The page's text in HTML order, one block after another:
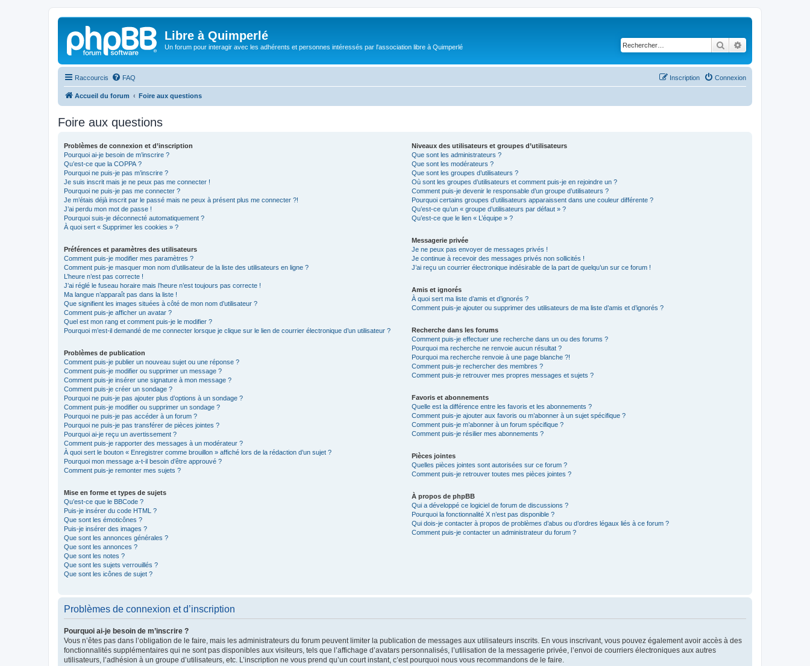
Libre à Quimperlé
Un forum pour interagir avec les adhérents et personnes intéressés par l'association libre à Quimperlé Rechercher
Raccourcis FAQ Connexion
Inscription
Accueil du forum Foire aux questions
Foire aux questions
Problèmes de connexion et d’inscription
Pourquoi ai-je besoin de m’inscrire ?
Qu’est-ce que la COPPA ?
Pourquoi ne puis-je pas m’inscrire ?
Je suis inscrit mais je ne peux pas me connecter !
Pourquoi ne puis-je pas me connecter ?
Je m’étais déjà inscrit par le passé mais ne peux à présent plus me connecter ?!
J’ai perdu mon mot de passe !
Pourquoi suis-je déconnecté automatiquement ?
À quoi sert « Supprimer les cookies » ?
Préférences et paramètres des utilisateurs
Comment puis-je modifier mes paramètres ?
Comment puis-je masquer mon nom d’utilisateur de la liste des utilisateurs en ligne ?
L’heure n’est pas correcte !
J’ai réglé le fuseau horaire mais l’heure n’est toujours pas correcte !
Ma langue n’apparaît pas dans la liste !
Que signifient les images situées à côté de mon nom d’utilisateur ?
Comment puis-je afficher un avatar ?
Quel est mon rang et comment puis-je le modifier ?
Pourquoi m’est-il demandé de me connecter lorsque je clique sur le lien de courrier électronique d’un utilisateur ?
Problèmes de publication
Comment puis-je publier un nouveau sujet ou une réponse ?
Comment puis-je modifier ou supprimer un message ?
Comment puis-je insérer une signature à mon message ?
Comment puis-je créer un sondage ?
Pourquoi ne puis-je pas ajouter plus d’options à un sondage ?
Comment puis-je modifier ou supprimer un sondage ?
Pourquoi ne puis-je pas accéder à un forum ?
Pourquoi ne puis-je pas transférer de pièces jointes ?
Pourquoi ai-je reçu un avertissement ?
Comment puis-je rapporter des messages à un modérateur ?
À quoi sert le bouton « Enregistrer comme brouillon » affiché lors de la rédaction d’un sujet ?
Pourquoi mon message a-t-il besoin d’être approuvé ?
Comment puis-je remonter mes sujets ?
Mise en forme et types de sujets
Qu’est-ce que le BBCode ?
Puis-je insérer du code HTML ?
Que sont les émoticônes ?
Puis-je insérer des images ?
Que sont les annonces générales ?
Que sont les annonces ?
Que sont les notes ?
Que sont les sujets verrouillés ?
Que sont les icônes de sujet ?
Niveaux des utilisateurs et groupes d’utilisateurs
Que sont les administrateurs ?
Que sont les modérateurs ?
Que sont les groupes d’utilisateurs ?
Où sont les groupes d’utilisateurs et comment puis-je en rejoindre un ?
Comment puis-je devenir le responsable d’un groupe d’utilisateurs ?
Pourquoi certains groupes d’utilisateurs apparaissent dans une couleur différente ?
Qu’est-ce qu’un « groupe d’utilisateurs par défaut » ?
Qu’est-ce que le lien « L’équipe » ?
Messagerie privée
Je ne peux pas envoyer de messages privés !
Je continue à recevoir des messages privés non sollicités !
J’ai reçu un courrier électronique indésirable de la part de quelqu’un sur ce forum !
Amis et ignorés
À quoi sert ma liste d’amis et d’ignorés ?
Comment puis-je ajouter ou supprimer des utilisateurs de ma liste d’amis et d’ignorés ?
Recherche dans les forums
Comment puis-je effectuer une recherche dans un ou des forums ?
Pourquoi ma recherche ne renvoie aucun résultat ?
Pourquoi ma recherche renvoie à une page blanche ?!
Comment puis-je rechercher des membres ?
Comment puis-je retrouver mes propres messages et sujets ?
Favoris et abonnements
Quelle est la différence entre les favoris et les abonnements ?
Comment puis-je ajouter aux favoris ou m’abonner à un sujet spécifique ?
Comment puis-je m’abonner à un forum spécifique ?
Comment puis-je résilier mes abonnements ?
Pièces jointes
Quelles pièces jointes sont autorisées sur ce forum ?
Comment puis-je retrouver toutes mes pièces jointes ?
À propos de phpBB
Qui a développé ce logiciel de forum de discussions ?
Pourquoi la fonctionnalité X n’est pas disponible ?
Qui dois-je contacter à propos de problèmes d’abus ou d’ordres légaux liés à ce forum ?
Comment puis-je contacter un administrateur du forum ?
Problèmes de connexion et d’inscription
Pourquoi ai-je besoin de m’inscrire ?
Vous n’êtes pas dans l’obligation de le faire, mais les administrateurs du forum peuvent limiter la publication de messages aux utilisateurs inscrits. En vous inscrivant, vous pouvez également avoir accès à des
fonctionnalités supplémentaires qui ne sont pas disponibles aux visiteurs, tels que l’affichage d’avatars personnalisés, l’utilisation de la messagerie privée, l’envoi de courriers électroniques aux autres
utilisateurs, l’adhésion à un groupe d’utilisateurs, etc. L’inscription ne vous prend qu’un court instant, c’est pourquoi nous vous recommandons de le faire.